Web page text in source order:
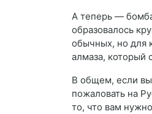
А теперь —
образовалось
обычных, но для
алмаза, который
В общем, если вы
пожаловать на
то, что вам